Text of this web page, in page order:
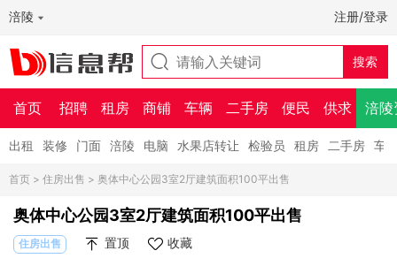
涪陵 注册/登录
首页 招聘 租房 商铺 车辆 二手房 便民 供求 涪陵
出租 装修 门面 涪陵 电脑 水果店转让 检验员 租房 二手房 车
首页 > 住房出售 > 奥体中心公园3室2厅建筑面积100平出售
奥体中心公园3室2厅建筑面积100平出售
住房出售 置顶 收藏